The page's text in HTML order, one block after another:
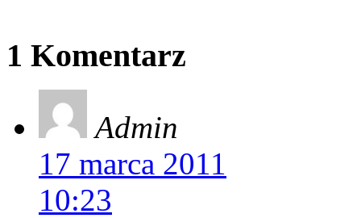
1 Komentarz
Admin
17 marca 2011
10:23